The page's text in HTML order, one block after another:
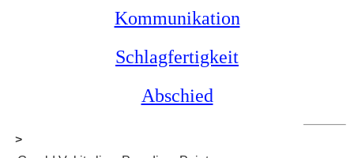
>
Kommunikation
Schlagfertigkeit
Abschied